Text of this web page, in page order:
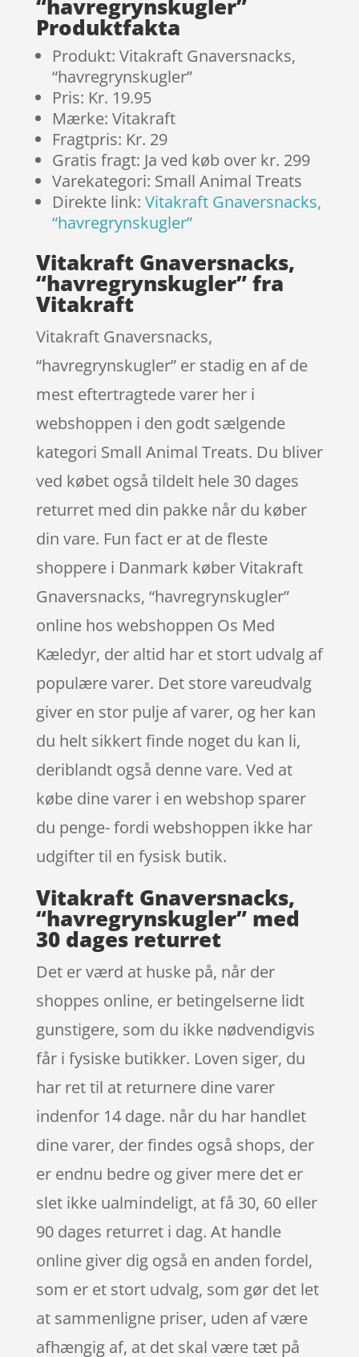
“havregrynskugler”
Produktfakta
Produkt: Vitakraft Gnaversnacks,
“havregrynskugler”
Pris: Kr. 19.95
Mærke: Vitakraft
Fragtpris: Kr. 29
Gratis fragt: Ja ved køb over kr. 299
Varekategori: Small Animal Treats
Direkte link: Vitakraft Gnaversnacks,
“havregrynskugler”
Vitakraft Gnaversnacks,
“havregrynskugler” fra
Vitakraft
Vitakraft Gnaversnacks,
“havregrynskugler” er stadig en af de
mest eftertragtede varer her i
webshoppen i den godt sælgende
kategori Small Animal Treats. Du bliver
ved købet også tildelt hele 30 dages
returret med din pakke når du køber
din vare. Fun fact er at de fleste
shoppere i Danmark køber Vitakraft
Gnaversnacks, “havregrynskugler”
online hos webshoppen Os Med
Kæledyr, der altid har et stort udvalg af
populære varer. Det store vareudvalg
giver en stor pulje af varer, og her kan
du helt sikkert finde noget du kan li,
deriblandt også denne vare. Ved at
købe dine varer i en webshop sparer
du penge- fordi webshoppen ikke har
udgifter til en fysisk butik.
Vitakraft Gnaversnacks,
“havregrynskugler” med
30 dages returret
Det er værd at huske på, når der
shoppes online, er betingelserne lidt
gunstigere, som du ikke nødvendigvis
får i fysiske butikker. Loven siger, du
har ret til at returnere dine varer
indenfor 14 dage. når du har handlet
dine varer, der findes også shops, der
er endnu bedre og giver mere det er
slet ikke ualmindeligt, at få 30, 60 eller
90 dages returret i dag. At handle
online giver dig også en anden fordel,
som er et stort udvalg, som gør det let
at sammenligne priser, uden af være
afhængig af, at det skal være tæt på